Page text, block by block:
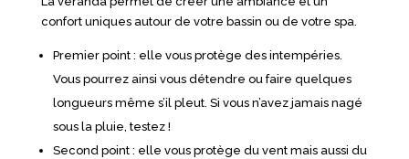
confort uniques autour de votre bassin ou de votre spa.
Premier point : elle vous protège des intempéries.
Vous pourrez ainsi vous détendre ou faire quelques
longueurs même s’il pleut. Si vous n’avez jamais nagé
sous la pluie, testez !
Second point : elle vous protège du vent mais aussi du